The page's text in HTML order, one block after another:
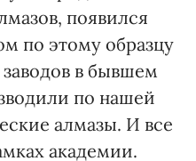
появился
по этому образцу
в бывшем
по нашей
алмазы. И все
академии.